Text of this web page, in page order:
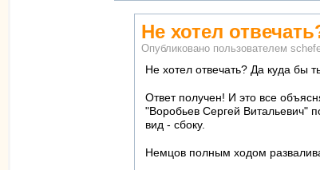
Не хотел
Опубликовано пользователем
Не хотел отвечать? Да куда бы
Ответ получен! И это все
"Воробьев Сергей Витальевич"
вид - сбоку.
Немцов полным ходом